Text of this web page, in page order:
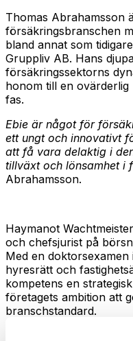
Thomas Abrahamsson
försäkringsbranschen
bland annat som
Gruppliv AB. Hans
försäkringssektorns
honom till en
fas.
Ebie är något för
ett ungt och innovativt
att få vara delaktig i
tillväxt och lönsamhet i
Abrahamsson.
Haymanot
och chefsjurist på
Med en
hyresrätt och
kompetens en
företagets ambition att
branschstandard.